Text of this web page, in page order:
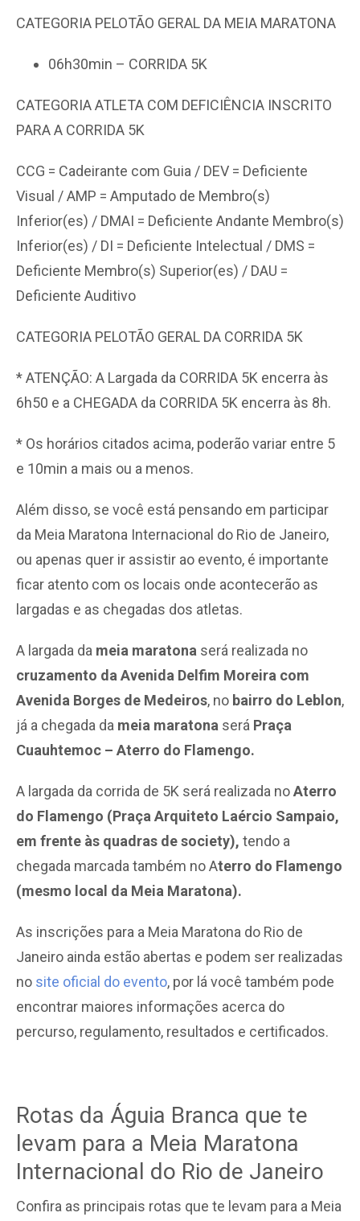
CATEGORIA PELOTÃO GERAL DA MEIA MARATONA
06h30min – CORRIDA 5K
CATEGORIA ATLETA COM DEFICIÊNCIA INSCRITO
PARA A CORRIDA 5K
CCG = Cadeirante com Guia / DEV = Deficiente
Visual / AMP = Amputado de Membro(s)
Inferior(es) / DMAI = Deficiente Andante Membro(s)
Inferior(es) / DI = Deficiente Intelectual / DMS =
Deficiente Membro(s) Superior(es) / DAU =
Deficiente Auditivo
CATEGORIA PELOTÃO GERAL DA CORRIDA 5K
* ATENÇÃO: A Largada da CORRIDA 5K encerra às
6h50 e a CHEGADA da CORRIDA 5K encerra às 8h.
* Os horários citados acima, poderão variar entre 5
e 10min a mais ou a menos.
Além disso, se você está pensando em participar
da Meia Maratona Internacional do Rio de Janeiro,
ou apenas quer ir assistir ao evento, é importante
ficar atento com os locais onde acontecerão as
largadas e as chegadas dos atletas.
A largada da meia maratona será realizada no
cruzamento da Avenida Delfim Moreira com
Avenida Borges de Medeiros, no bairro do Leblon,
já a chegada da meia maratona será Praça
Cuauhtemoc – Aterro do Flamengo.
A largada da corrida de 5K será realizada noAterro
do Flamengo (Praça Arquiteto Laércio Sampaio,
em frente às quadras de society), tendo a
chegada marcada também no Aterro do Flamengo
(mesmo local da Meia Maratona).
As inscrições para a Meia Maratona do Rio de
Janeiro ainda estão abertas e podem ser realizadas
no site oficial do evento, por lá você também pode
encontrar maiores informações acerca do
percurso, regulamento, resultados e certificados.
Rotas da Águia Branca que te
levam para a Meia Maratona
Internacional do Rio de Janeiro
Confira as principais rotas que te levam para a Meia